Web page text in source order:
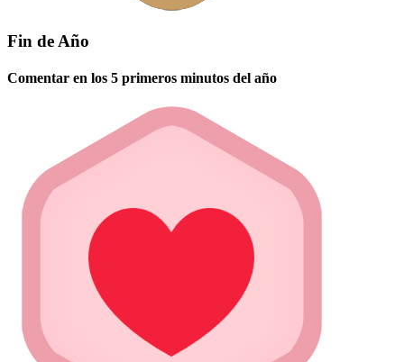
Fin de Año
Comentar en los 5 primeros minutos del año